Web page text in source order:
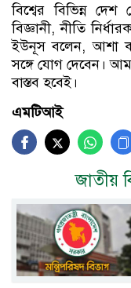
বিশ্বের বিভিন্ন
বিজ্ঞানী, নীতি
ইউনূস বলেন, আশা
সঙ্গে যোগ দেবেন।
বাস্তব হবেই।
এমটিআই
জাতীয়